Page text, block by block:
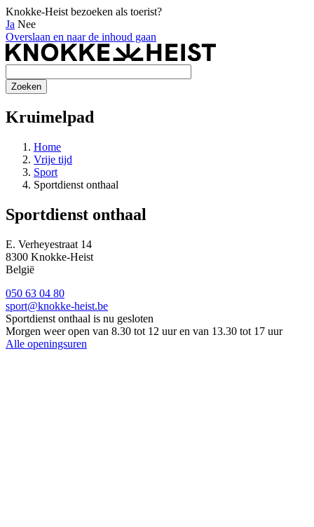
Knokke-Heist bezoeken als toerist?
Ja Nee
Overslaan en naar de inhoud gaan
Kruimelpad
Home
Vrije tijd
Sport
Sportdienst onthaal
Sportdienst onthaal
E. Verheyestraat 14
8300 Knokke-Heist
België
050 63 04 80
sport@knokke-heist.be
Sportdienst onthaal is nu gesloten
Morgen weer open van 8.30 tot 12 uur en van 13.30 tot 17 uur
Alle openingsuren